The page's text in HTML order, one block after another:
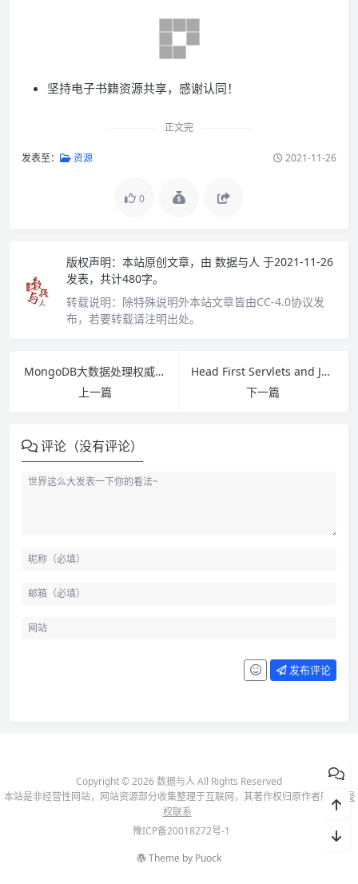
坚持电子书籍资源共享，感谢认同！
正文完
发表至： 资源 2021-11-26
0
版权声明： 本站原创文章，由 数据与人 于2021-11-26
发表，共计480字。
转载说明： 除特殊说明外本站文章皆由CC-4.0协议发
布，若要转载请注明出处。
MongoDB大数据处理权威指南（第3版）PDF下载
上一篇
Head First Servlets and JSP(第2版) PDF下载
下一篇
评论（没有评论）
发布评论
Copyright © 2026 数据与人 All Rights Reserved
本站是非经营性网站，网站资源部分收集整理于互联网，其著作权归原作者所有-
侵
权联系
豫ICP备20018272号-1
Theme by Puock